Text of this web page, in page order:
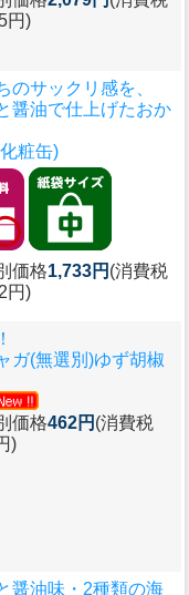
円)
のサックリ感を、
醤油で仕上げたおか
粧缶)
価格1,733円 (消費税
円)
ガ(無選別)ゆず胡椒
価格462円 (消費税
)
醤油味・2種類の海